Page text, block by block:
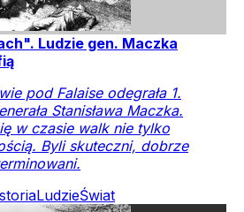
Ludzie gen. Maczka
pod Falaise odegrała 1.
Stanisława Maczka.
w czasie walk nie tylko
Byli skuteczni, dobrze
LudzieŚwiat